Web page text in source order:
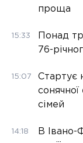
проща
15:33
Понад
76-
15:07
Стартує
сімей
14:18
В Івано-